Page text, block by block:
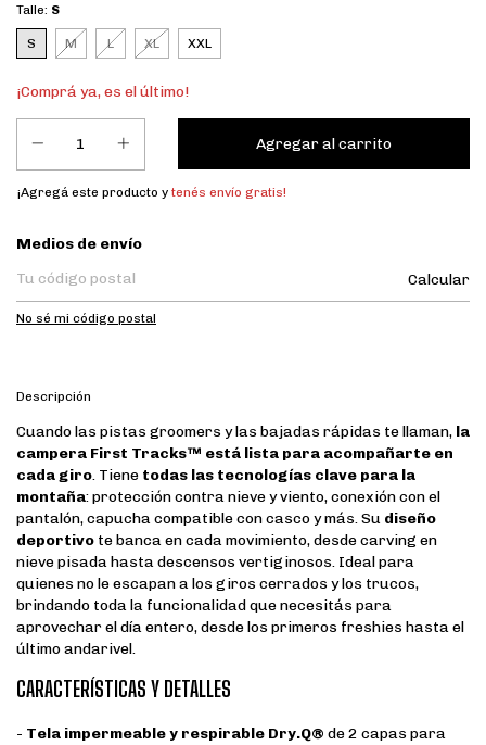
Talle: S
S M L XL XXL
¡Comprá ya, es el último!
¡Agregá este producto y tenés envío gratis!
Entregas para el CP:
Medios de envío
Calcular
No sé mi código postal
Descripción
Cuando las pistas groomers y las bajadas rápidas te llaman, la
campera First Tracks™ está lista para acompañarte en
cada giro. Tiene todas las tecnologías clave para la
montaña: protección contra nieve y viento, conexión con el
pantalón, capucha compatible con casco y más. Su diseño
deportivo te banca en cada movimiento, desde carving en
nieve pisada hasta descensos vertiginosos. Ideal para
quienes no le escapan a los giros cerrados y los trucos,
brindando toda la funcionalidad que necesitás para
aprovechar el día entero, desde los primeros freshies hasta el
último andarivel.
CARACTERÍSTICAS Y DETALLES
- Tela impermeable y respirable Dry.Q® de 2 capas para